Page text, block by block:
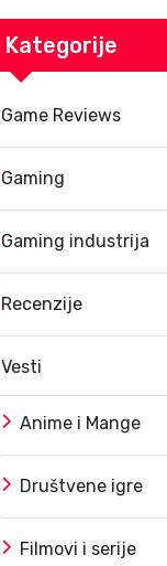
Kategorije
Game Reviews
Gaming
Gaming industrija
Recenzije
Vesti
Anime i Mange
Društvene igre
Filmovi i serije